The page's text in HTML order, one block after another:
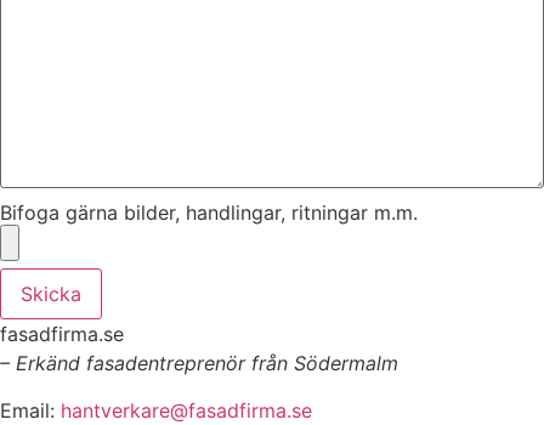
Bifoga gärna bilder, handlingar, ritningar m.m.
Skicka
fasadfirma.se
– Erkänd fasadentreprenör från Södermalm
Email: hantverkare@fasadfirma.se